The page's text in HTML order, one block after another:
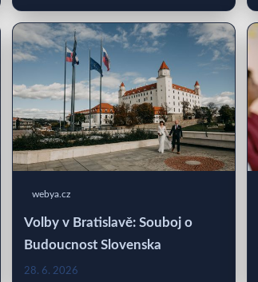
webya.cz
Volby v Bratislavě: Souboj o
Budoucnost Slovenska
28. 6. 2026